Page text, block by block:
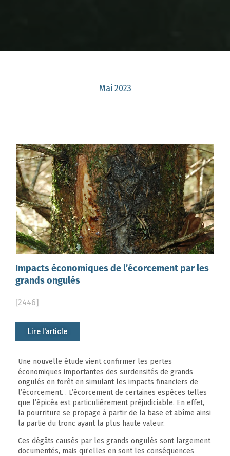
Mai 2023
Impacts économiques de l’écorcement par les
grands ongulés
[2446]
Lire l'article
Une nouvelle étude vient confirmer les pertes
économiques importantes des surdensités de grands
ongulés en forêt en simulant les impacts financiers de
l’écorcement. . L’écorcement de certaines espèces telles
que l’épicéa est particulièrement préjudiciable. En effet,
la pourriture se propage à partir de la base et abîme ainsi
la partie du tronc ayant la plus haute valeur.
Ces dégâts causés par les grands ongulés sont largement
documentés, mais qu’elles en sont les conséquences